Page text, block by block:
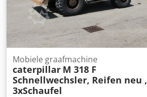
Mobiele graafmachine
caterpillar M 318 F
Schnellwechsler, Reifen neu ,
3xSchaufel